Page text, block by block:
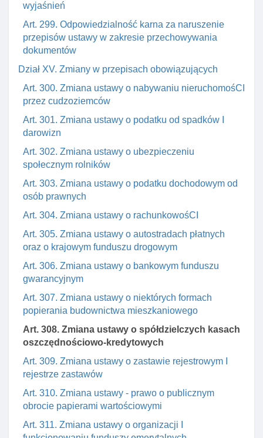
wyjaśnień
Art. 299. Odpowiedzialność karna za naruszenie
przepisów ustawy w zakresie przechowywania
dokumentów
Dział XV. Zmiany w przepisach obowiązujących
Art. 300. Zmiana ustawy o nabywaniu nieruchomośCI
przez cudzoziemców
Art. 301. Zmiana ustawy o podatku od spadków I
darowizn
Art. 302. Zmiana ustawy o ubezpieczeniu
społecznym rolników
Art. 303. Zmiana ustawy o podatku dochodowym od
osób prawnych
Art. 304. Zmiana ustawy o rachunkowośCI
Art. 305. Zmiana ustawy o autostradach płatnych
oraz o krajowym funduszu drogowym
Art. 306. Zmiana ustawy o bankowym funduszu
gwarancyjnym
Art. 307. Zmiana ustawy o niektórych formach
popierania budownictwa mieszkaniowego
Art. 308. Zmiana ustawy o spółdzielczych kasach
oszczędnościowo-kredytowych
Art. 309. Zmiana ustawy o zastawie rejestrowym I
rejestrze zastawów
Art. 310. Zmiana ustawy - prawo o publicznym
obrocie papierami wartościowymi
Art. 311. Zmiana ustawy o organizacji I